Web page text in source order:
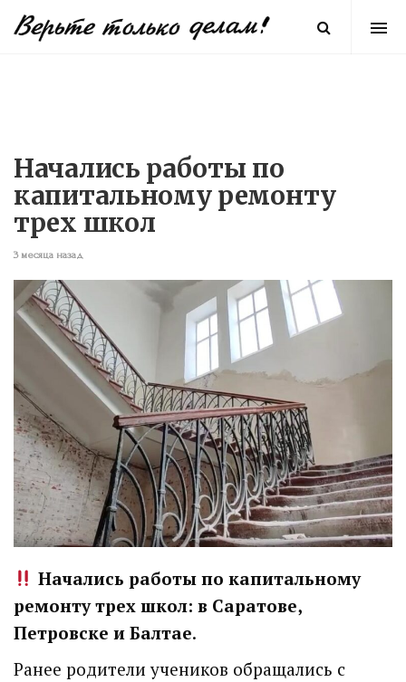
Начались работы по
капитальному ремонту
трех школ
3 месяца назад
Начались работы по капитальному
ремонту трех школ: в Саратове,
Петровске и Балтае.
Ранее родители учеников обращались с